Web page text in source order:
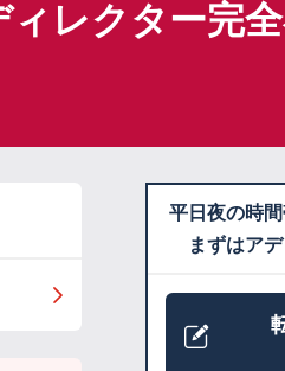
レクター完全
平日夜の時
まずはア